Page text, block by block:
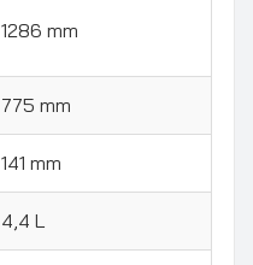
1286 mm
775 mm
141 mm
4,4 L